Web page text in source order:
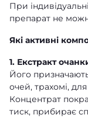
При
препарат не
Які активні
1. Екстракт
Його
очей, трахомі,
Концентрат
тиск, прибирає